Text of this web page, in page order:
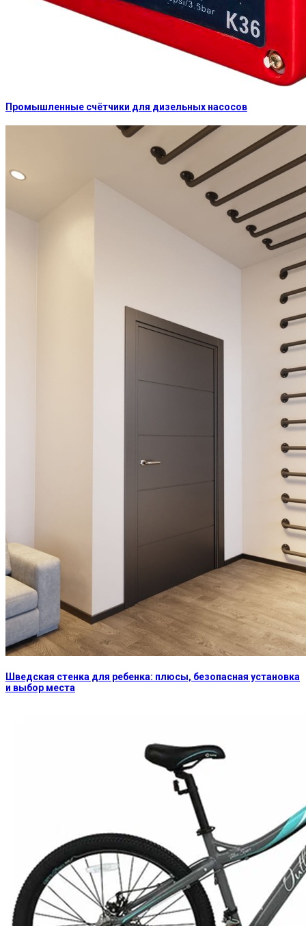
Промышленные счётчики для дизельных насосов
Шведская стенка для ребенка: плюсы, безопасная установка
и выбор места